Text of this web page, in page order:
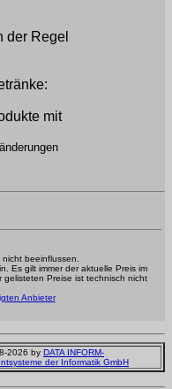
der Regel
mit
beeinflussen.
Es gilt immer der aktuelle Preis im
Preise ist technisch nicht
Anbieter
2026 by DATA INFORM-
der Informatik GmbH